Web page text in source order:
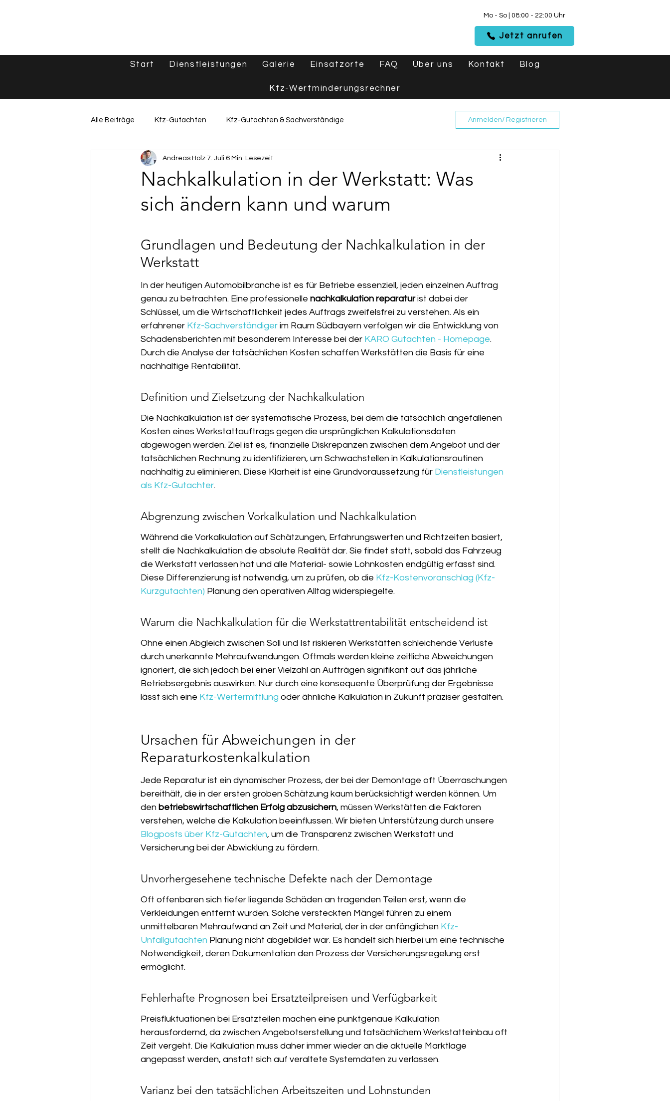
Mo - So | 08:00 - 22:00 Uhr
Jetzt anrufen
Start Dienstleistungen Galerie Einsatzorte FAQ Über uns Kontakt Blog
Kfz-Wertminderungsrechner
Alle Beiträge Kfz-Gutachten Kfz-Gutachten & Sachverständige
Unfallgutachten & Schadenshilfe Wertgutachten & Fahrzeugbewertung
Oldtimer & Spezialfahrzeuge
Unser Service & Servicegebiet
Anmelden/ Registrieren
Nachkalkulation in der Werkstatt: Was
sich ändern kann und warum
Andreas Holz 7. Juli 6 Min. Lesezeit
Grundlagen und Bedeutung der Nachkalkulation in der
Werkstatt
In der heutigen Automobilbranche ist es für Betriebe essenziell, jeden einzelnen Auftrag
genau zu betrachten. Eine professionelle nachkalkulation reparatur ist dabei der
Schlüssel, um die Wirtschaftlichkeit jedes Auftrags zweifelsfrei zu verstehen. Als ein
erfahrener Kfz-Sachverständiger im Raum Südbayern verfolgen wir die Entwicklung von
Schadensberichten mit besonderem Interesse bei der KARO Gutachten - Homepage.
Durch die Analyse der tatsächlichen Kosten schaffen Werkstätten die Basis für eine
nachhaltige Rentabilität.
Definition und Zielsetzung der Nachkalkulation
Die Nachkalkulation ist der systematische Prozess, bei dem die tatsächlich angefallenen
Kosten eines Werkstattauftrags gegen die ursprünglichen Kalkulationsdaten
abgewogen werden. Ziel ist es, finanzielle Diskrepanzen zwischen dem Angebot und der
tatsächlichen Rechnung zu identifizieren, um Schwachstellen in Kalkulationsroutinen
nachhaltig zu eliminieren. Diese Klarheit ist eine Grundvoraussetzung für Dienstleistungen
als Kfz-Gutachter.
Abgrenzung zwischen Vorkalkulation und Nachkalkulation
Während die Vorkalkulation auf Schätzungen, Erfahrungswerten und Richtzeiten basiert,
stellt die Nachkalkulation die absolute Realität dar. Sie findet statt, sobald das Fahrzeug
die Werkstatt verlassen hat und alle Material- sowie Lohnkosten endgültig erfasst sind.
Diese Differenzierung ist notwendig, um zu prüfen, ob die Kfz-Kostenvoranschlag (Kfz-
Kurzgutachten) Planung den operativen Alltag widerspiegelte.
Warum die Nachkalkulation für die Werkstattrentabilität entscheidend ist
Ohne einen Abgleich zwischen Soll und Ist riskieren Werkstätten schleichende Verluste
durch unerkannte Mehraufwendungen. Oftmals werden kleine zeitliche Abweichungen
ignoriert, die sich jedoch bei einer Vielzahl an Aufträgen signifikant auf das jährliche
Betriebsergebnis auswirken. Nur durch eine konsequente Überprüfung der Ergebnisse
lässt sich eine Kfz-Wertermittlung oder ähnliche Kalkulation in Zukunft präziser gestalten.
Ursachen für Abweichungen in der
Reparaturkostenkalkulation
Jede Reparatur ist ein dynamischer Prozess, der bei der Demontage oft Überraschungen
bereithält, die in der ersten groben Schätzung kaum berücksichtigt werden können. Um
den betriebswirtschaftlichen Erfolg abzusichern, müssen Werkstätten die Faktoren
verstehen, welche die Kalkulation beeinflussen. Wir bieten Unterstützung durch unsere
Blogposts über Kfz-Gutachten, um die Transparenz zwischen Werkstatt und
Versicherung bei der Abwicklung zu fördern.
Unvorhergesehene technische Defekte nach der Demontage
Oft offenbaren sich tiefer liegende Schäden an tragenden Teilen erst, wenn die
Verkleidungen entfernt wurden. Solche versteckten Mängel führen zu einem
unmittelbaren Mehraufwand an Zeit und Material, der in der anfänglichen Kfz-
Unfallgutachten Planung nicht abgebildet war. Es handelt sich hierbei um eine technische
Notwendigkeit, deren Dokumentation den Prozess der Versicherungsregelung erst
ermöglicht.
Fehlerhafte Prognosen bei Ersatzteilpreisen und Verfügbarkeit
Preisfluktuationen bei Ersatzteilen machen eine punktgenaue Kalkulation
herausfordernd, da zwischen Angebotserstellung und tatsächlichem Werkstatteinbau oft
Zeit vergeht. Die Kalkulation muss daher immer wieder an die aktuelle Marktlage
angepasst werden, anstatt sich auf veraltete Systemdaten zu verlassen.
Varianz bei den tatsächlichen Arbeitszeiten und Lohnstunden